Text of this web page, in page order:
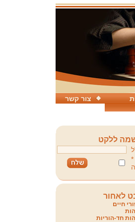
צור קשר
ללקט
*
לאחור
חיים
חד-הוריות